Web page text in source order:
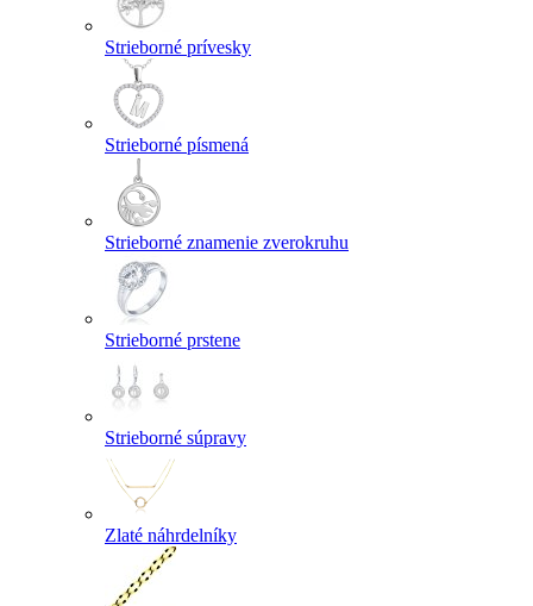
Strieborné prívesky
Strieborné písmená
Strieborné znamenie zverokruhu
Strieborné prstene
Strieborné súpravy
Zlaté náhrdelníky